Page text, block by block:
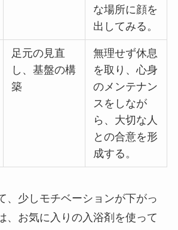
な場所に顔を
出してみる。
足元の見直
し、基盤の構
築
無理せず休息
を取り、心身
のメンテナン
スをしなが
ら、大切な人
との合意を形
成する。
、少しモチベーションが下がっ
、お気に入りの入浴剤を使って